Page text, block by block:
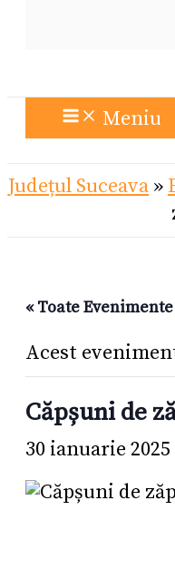
Meniu
Județul Suceava »
« Toate Evenimente
Acest
Căpșuni de
30 ianuarie 2025